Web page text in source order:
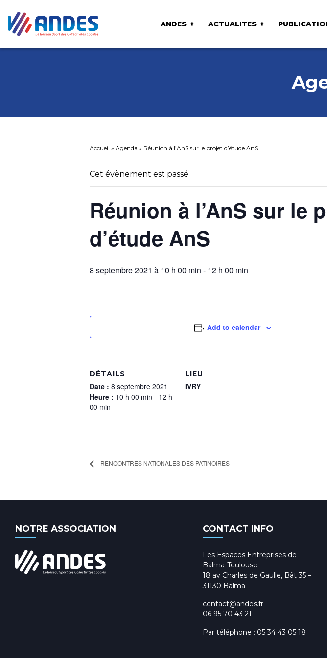
ANDES ACTUALITES
Accueil » Agenda » Réunion à l’AnS sur le projet d’étude AnS
Cet évènement est passé
Réunion à l’AnS sur le
d’étude AnS
8 septembre 2021 à 10 h 00 min - 12 h 00 min
Add to calendar
DÉTAILS
Date : 8 septembre 2021
Heure : 10 h 00 min - 12 h
00 min
LIEU
IVRY
RENCONTRES NATIONALES DES PATINOIRES
NOTRE ASSOCIATION CONTACT INFO
Les Espaces Entreprises de
Balma-Toulouse
18 av Charles de Gaulle, Bât 35 –
31130 Balma
contact@andes.fr
06 95 70 43 21
Par téléphone : 05 34 43 05 18